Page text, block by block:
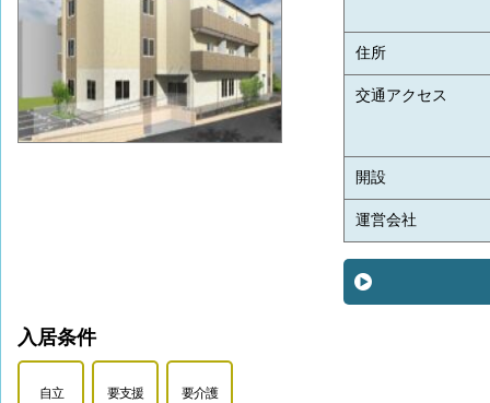
住所
交通アクセス
開設
運営会社
入居条件
自立 要支援 要介護